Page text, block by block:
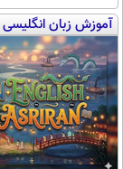
آموزش زبان انگلیسی